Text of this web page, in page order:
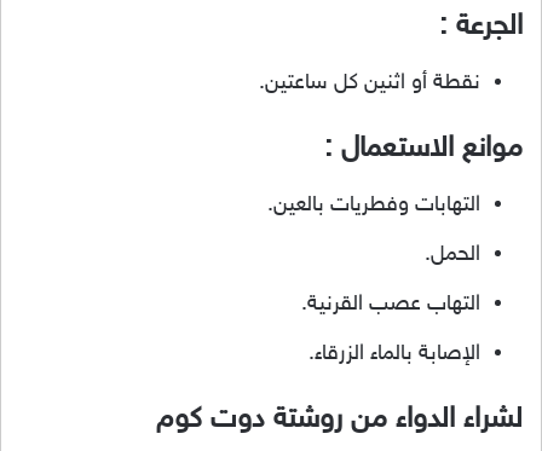
الجرعة :
نقطة أو اثنين كل ساعتين.
موانع الاستعمال :
التهابات وفطريات بالعين.
الحمل.
التهاب عصب القرنية.
الإصابة بالماء الزرقاء.
لشراء الدواء من روشتة دوت كوم